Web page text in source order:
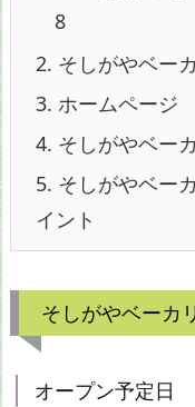
8
2. そしがやベー
3. ホームページ
4. そしがやベー
5. そしがやベー
イント
そしがやベーカ
オープン予定日